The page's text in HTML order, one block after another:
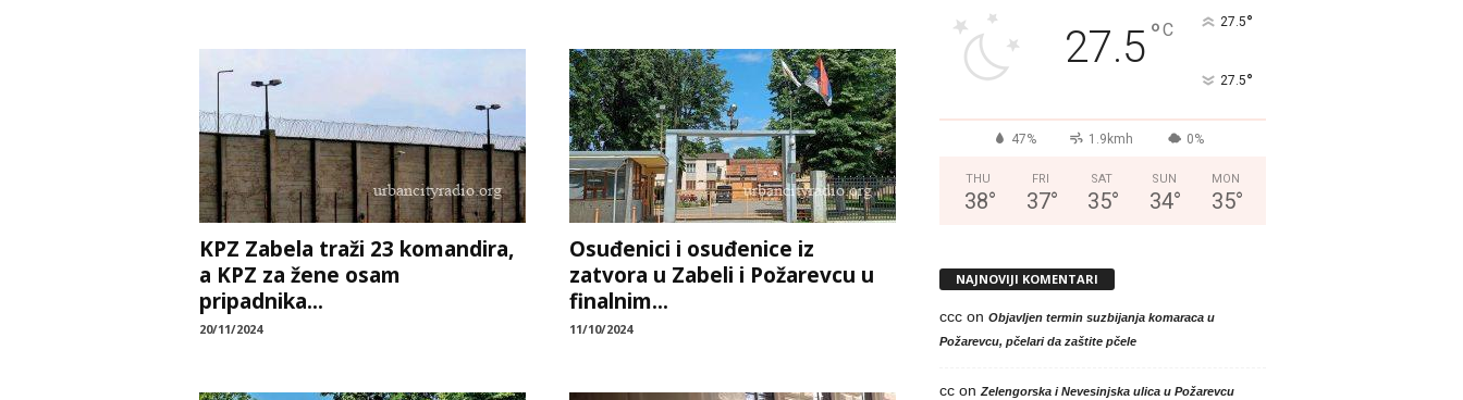
KPZ Zabela traži 23 komandira,
a KPZ za žene osam
pripadnika...
20/11/2024
Osuđenici i osuđenice iz
zatvora u Zabeli i Požarevcu u
finalnim...
11/10/2024
27.5°C 27.5°
27.5°
47% 1.9kmh 0%
THU
38°
FRI
37°
SAT
35°
SUN
34°
MON
35°
NAJNOVIJI KOMENTARI
cccon Objavljen termin suzbijanja komaraca u
Požarevcu, pčelari da zaštite pčele
ccon Zelengorska i Nevesinjska ulica u Požarevcu